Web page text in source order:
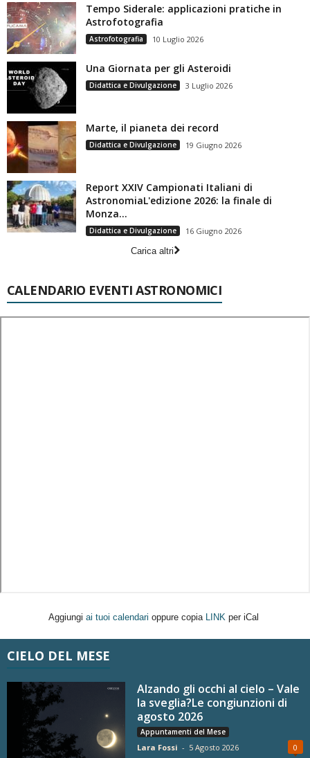
Tempo Siderale: applicazioni pratiche in
Astrofotografia
Astrofotografia 10 Luglio 2026
Una Giornata per gli Asteroidi
Didattica e Divulgazione 3 Luglio 2026
Marte, il pianeta dei record
Didattica e Divulgazione 19 Giugno 2026
Report XXIV Campionati Italiani di
AstronomiaL'edizione 2026: la finale di
Monza...
Didattica e Divulgazione
16 Giugno 2026
Carica altri
CALENDARIO EVENTI ASTRONOMICI
Aggiungi ai tuoi calendari oppure copia LINK per iCal
CIELO DEL MESE
Alzando gli occhi al cielo – Vale
la sveglia?Le congiunzioni di
agosto 2026
Appuntamenti del Mese
Lara Fossi - 5 Agosto 2026 0